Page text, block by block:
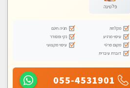
פלטינה
מקלחת
חניה חינם
עיסוי מרגיע
נקי ומסודר
מקום פרטי
עיסוי מקצועי
דוברת עיברית
055-4531901